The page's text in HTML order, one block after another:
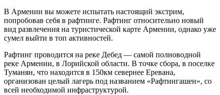
В Армении вы можете испытать настоящий экстрим,
попробовав себя в рафтинге. Рафтинг относительно новый
вид развлечения на туристической карте Армении, однако уже
сумел выйти в топ активностей.
Рафтинг проводится на реке Дебед — самой полноводной
реке Армении, в Лорийской области. В точке сбора, в поселке
Туманян, что находится в 150км севернее Еревана,
организован целый лагерь под названием «Рафтингашен», со
всей необходимой инфраструктурой.